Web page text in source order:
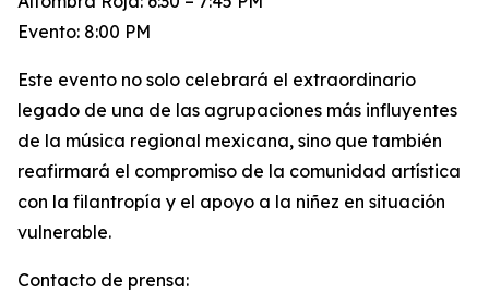
Evento: 8:00 PM
Este evento no solo celebrará el extraordinario
legado de una de las agrupaciones más influyentes
de la música regional mexicana, sino que también
reafirmará el compromiso de la comunidad artística
con la filantropía y el apoyo a la niñez en situación
vulnerable.
Contacto de prensa: